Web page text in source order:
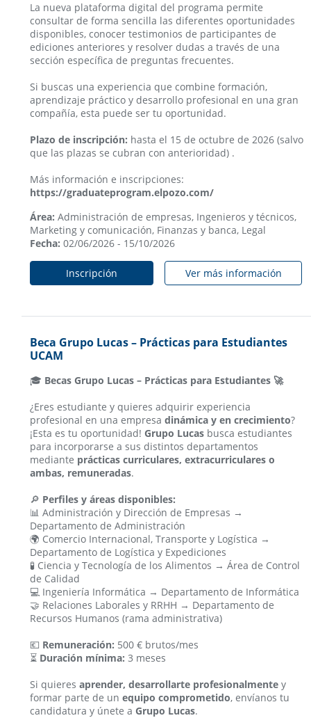
La nueva plataforma digital del programa permite
consultar de forma sencilla las diferentes oportunidades
disponibles, conocer testimonios de participantes de
ediciones anteriores y resolver dudas a través de una
sección específica de preguntas frecuentes.
Si buscas una experiencia que combine formación,
aprendizaje práctico y desarrollo profesional en una gran
compañía, esta puede ser tu oportunidad.
Plazo de inscripción: hasta el 15 de octubre de 2026 (salvo
que las plazas se cubran con anterioridad) .
Más información e inscripciones:
https://graduateprogram.elpozo.com/
Área: Administración de empresas, Ingenieros y técnicos,
Marketing y comunicación, Finanzas y banca, Legal
Fecha: 02/06/2026 - 15/10/2026
Inscripción Ver más información
Beca Grupo Lucas – Prácticas para Estudiantes
UCAM
🎓 Becas Grupo Lucas – Prácticas para Estudiantes 🚀
¿Eres estudiante y quieres adquirir experiencia
profesional en una empresa dinámica y en crecimiento?
¡Esta es tu oportunidad! Grupo Lucas busca estudiantes
para incorporarse a sus distintos departamentos
mediante prácticas curriculares, extracurriculares o
ambas, remuneradas.
🔎 Perfiles y áreas disponibles:
📊 Administración y Dirección de Empresas →
Departamento de Administración
🌍 Comercio Internacional, Transporte y Logística →
Departamento de Logística y Expediciones
🧪 Ciencia y Tecnología de los Alimentos → Área de Control
de Calidad
💻 Ingeniería Informática → Departamento de Informática
🤝 Relaciones Laborales y RRHH → Departamento de
Recursos Humanos (rama administrativa)
💶 Remuneración: 500 € brutos/mes
⏳ Duración mínima: 3 meses
Si quieres aprender, desarrollarte profesionalmente y
formar parte de un equipo comprometido, envíanos tu
candidatura y únete a Grupo Lucas.